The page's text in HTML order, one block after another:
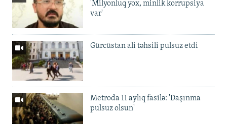
'Milyonluq yox, minlik korrupsiya
var'
Gürcüstan ali təhsili pulsuz etdi
Metroda 11 aylıq fasilə: 'Daşınma
pulsuz olsun'